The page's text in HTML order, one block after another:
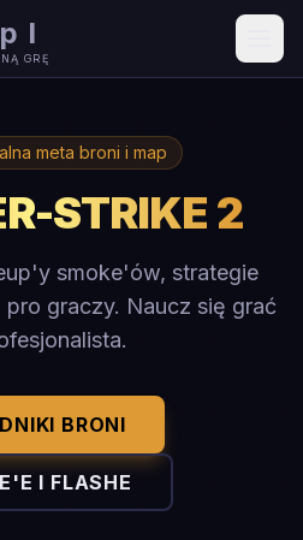
pl
GRĘ
meta broni i map
STRIKE 2
smoke'ów, strategie
graczy. Naucz się grać
BRONI
I FLASHE